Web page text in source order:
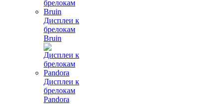
Дисплеи к
брелокам
Bruin
Дисплеи к
брелокам
Pandora